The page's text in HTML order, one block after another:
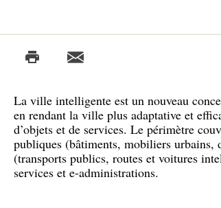
La ville intelligente est un nouveau
en rendant la ville plus adaptative et
d’objets et de services. Le périmètre
publiques (bâtiments, mobiliers urbains,
(transports publics, routes et voitures
services et e-administrations.